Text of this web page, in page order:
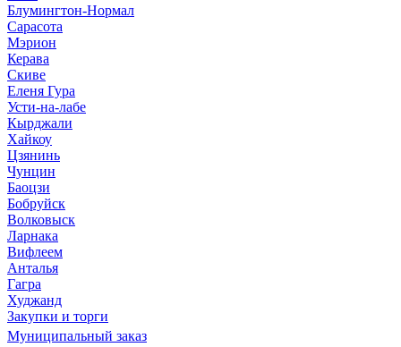
Блумингтон-Нормал
Сарасота
Мэрион
Керава
Скиве
Еленя Гура
Усти-на-лабе
Кырджали
Хайкоу
Цзянинь
Чунцин
Баоцзи
Бобруйск
Волковыск
Ларнака
Вифлеем
Анталья
Гагра
Худжанд
Закупки и торги
Муниципальный заказ